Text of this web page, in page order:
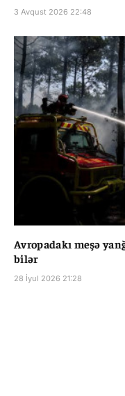
3 Avqust 2026 22:48
Avropadakı meşə
bilər
28 İyul 2026 21:28